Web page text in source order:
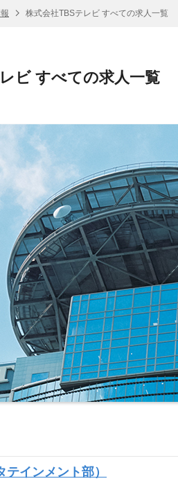
株式会社TBSテレビ すべての求人一覧
ビ すべての求人一覧
インメント部）